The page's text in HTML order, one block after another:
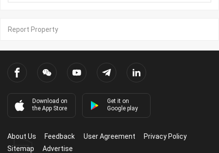
Report Property
Download on
the App Store
Get it on
Google play
About Us Feedback User Agreement
Privacy Policy
Sitemap
Advertise